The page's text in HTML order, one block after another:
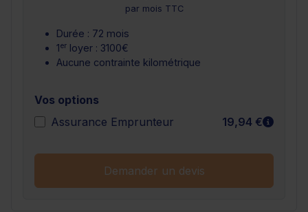
par mois TTC
Durée : 72 mois
1er loyer : 3100€
Aucune contrainte kilométrique
Vos options
Assurance Emprunteur
19,94 € En
Demander un devis